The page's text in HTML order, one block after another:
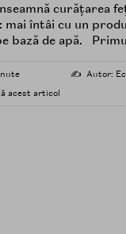
curățarea
mai întâi cu un
bază de apă.
✍️ Autor:
acest articol